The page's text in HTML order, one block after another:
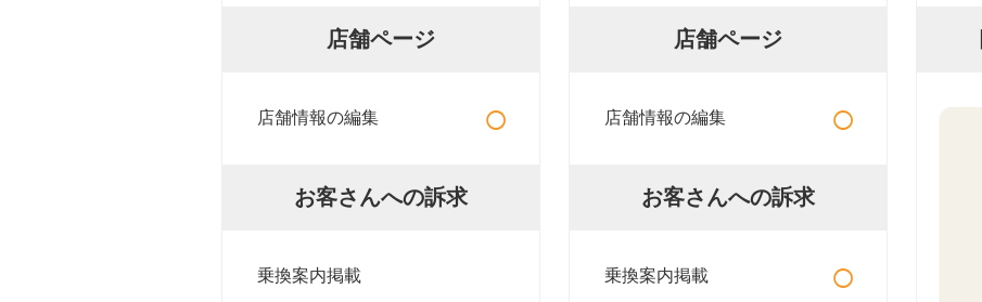
店舗ページ
店舗情報の編集 ○
お客さんへの訴求
乗換案内掲載
店舗ページ
店舗情報の編集 ○
お客さんへの訴求
乗換案内掲載 ○